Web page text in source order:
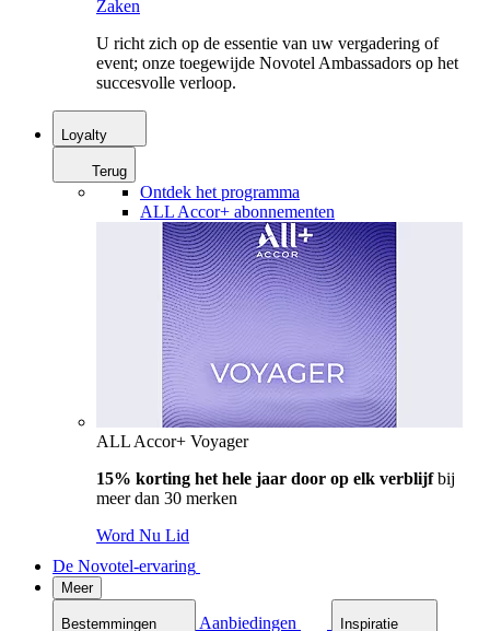
Zaken
U richt zich op de essentie van uw vergadering of
event; onze toegewijde Novotel Ambassadors op het
succesvolle verloop.
Loyalty
Terug
Ontdek het programma
ALL Accor+ abonnementen
ALL Accor+ Voyager
15% korting het hele jaar door op elk verblijfbij
meer dan 30 merken
Word Nu Lid
De Novotel-ervaring
Meer
Bestemmingen Aanbiedingen Inspiratie